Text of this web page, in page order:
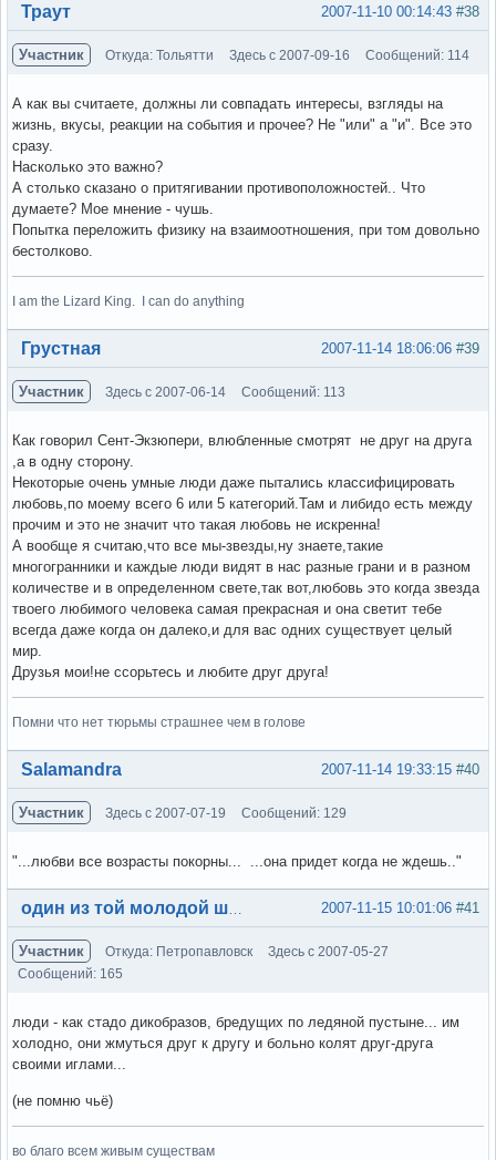
Вне форума #38
2007-11-10 00:14:43
Траут
Участник Откуда: Тольятти Здесь с 2007-09-16 Сообщений: 114
А как вы считаете, должны ли совпадать интересы, взгляды на
жизнь, вкусы, реакции на события и прочее? Не "или" а "и". Все это
сразу.
Насколько это важно?
А столько сказано о притягивании противоположностей.. Что
думаете? Мое мнение - чушь.
Попытка переложить физику на взаимоотношения, при том довольно
бестолково.
I am the Lizard King. I can do anything
Вне форума #39
2007-11-14 18:06:06
Грустная
Участник Здесь с 2007-06-14 Сообщений: 113
Как говорил Сент-Экзюпери, влюбленные смотрят не друг на друга
,а в одну сторону.
Некоторые очень умные люди даже пытались классифицировать
любовь,по моему всего 6 или 5 категорий.Там и либидо есть между
прочим и это не значит что такая любовь не искренна!
А вообще я считаю,что все мы-звезды,ну знаете,такие
многогранники и каждые люди видят в нас разные грани и в разном
количестве и в определенном свете,так вот,любовь это когда звезда
твоего любимого человека самая прекрасная и она светит тебе
всегда даже когда он далеко,и для вас одних существует целый
мир.
Друзья мои!не ссорьтесь и любите друг друга!
Помни что нет тюрьмы страшнее чем в голове
Вне форума #40
2007-11-14 19:33:15
Salamandra
Участник Здесь с 2007-07-19 Сообщений: 129
"...любви все возрасты покорны... ...она придет когда не ждешь.."
Вне форума #41
2007-11-15 10:01:06
один из той молодой шпаны
Участник Откуда: Петропавловск
Здесь с 2007-05-27
Сообщений: 165
люди - как стадо дикобразов, бредущих по ледяной пустыне... им
холодно, они жмуться друг к другу и больно колят друг-друга
своими иглами...
(не помню чьё)
во благо всем живым существам